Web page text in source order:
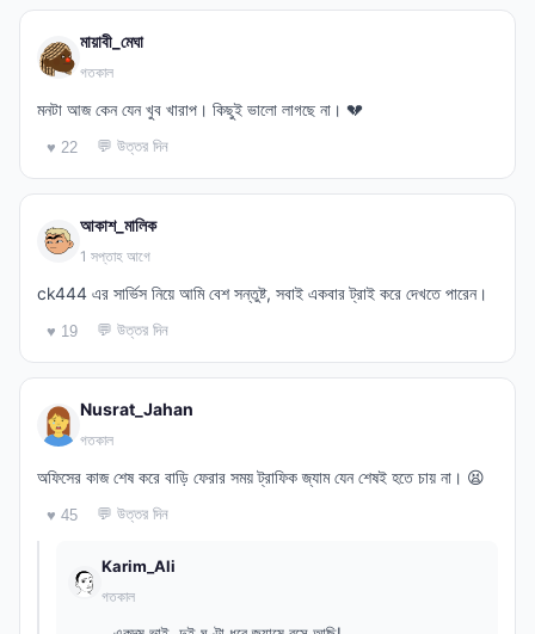
মায়াবী_মেঘা
গতকাল
মনটা আজ কেন যেন খুব খারাপ। কিছুই ভালো লাগছে না। 💔
♥ 22 💬 উত্তর দিন
আকাশ_মালিক
1 সপ্তাহ আগে
ck444 এর সার্ভিস নিয়ে আমি বেশ সন্তুষ্ট, সবাই একবার ট্রাই করে দেখতে পারেন।
♥ 19 💬 উত্তর দিন
Nusrat_Jahan
গতকাল
অফিসের কাজ শেষ করে বাড়ি ফেরার সময় ট্রাফিক জ্যাম যেন শেষই হতে চায় না। 😫
♥ 45 💬 উত্তর দিন
Karim_Ali
গতকাল